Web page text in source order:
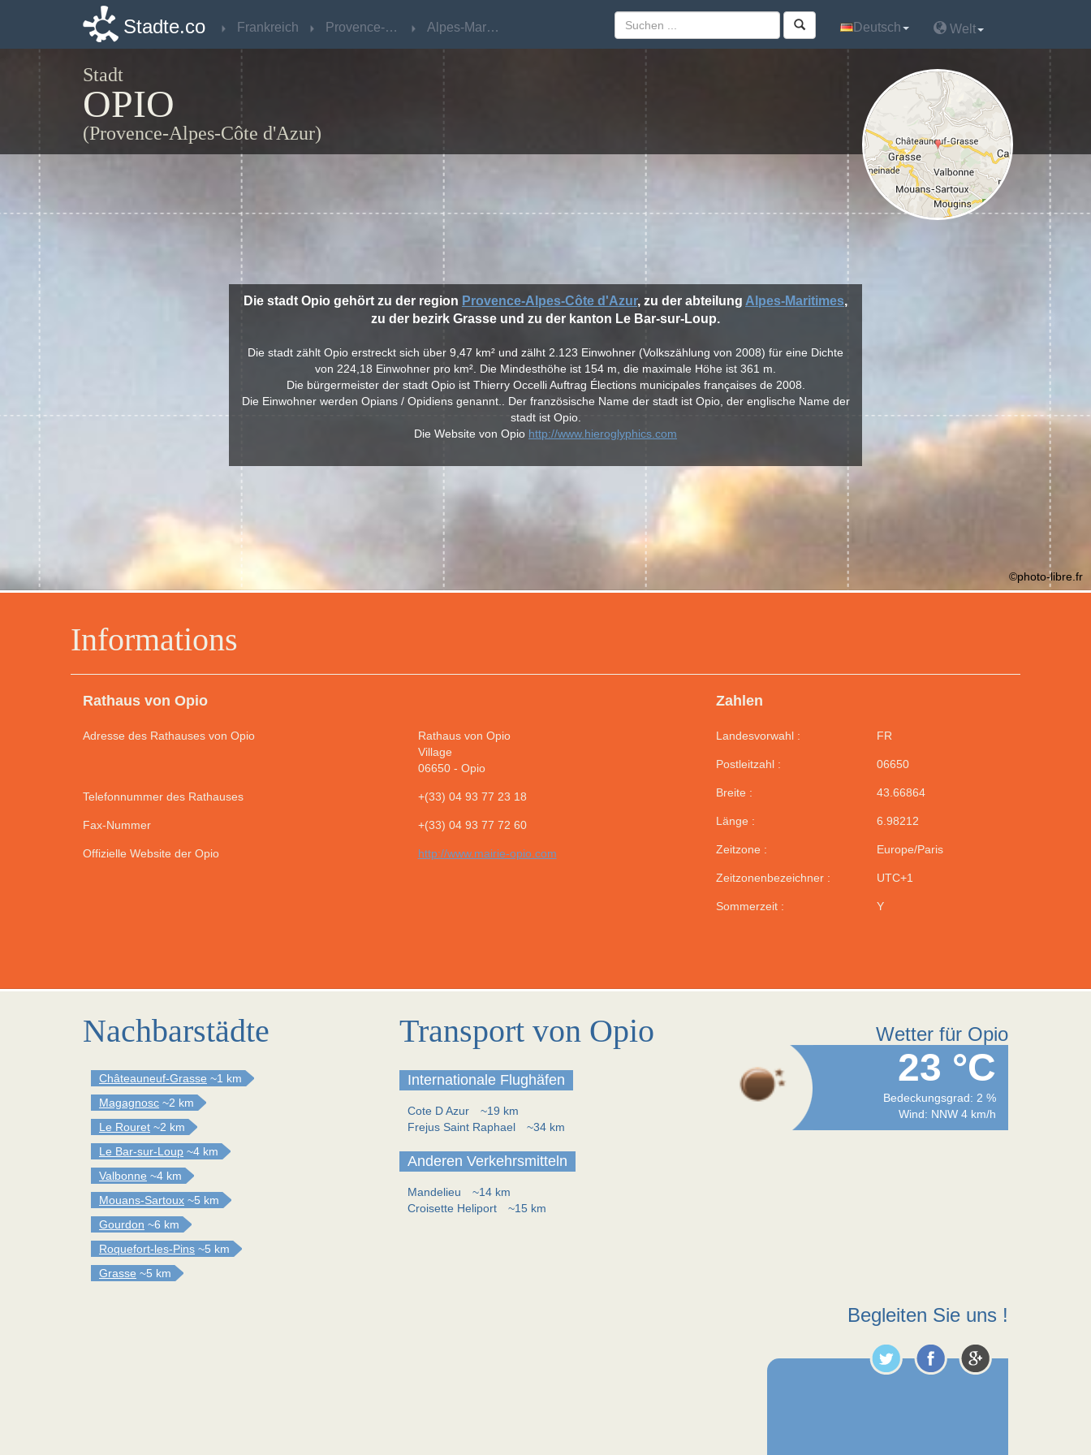
Stadte.co Frankreich Provence-Alpes-Côte d'Azur Alpes-Maritimes Deutsch Welt
Stadt
OPIO
(Provence-Alpes-Côte d'Azur)
Informations
Rathaus von Opio
Adresse des Rathauses von Opio
Rathaus von Opio
Village
06650- Opio
Telefonnummer des Rathauses +(33) 04 93 77 23 18
Fax-Nummer +(33) 04 93 77 72 60
Offizielle Website der Opio http://www.mairie-opio.com
Zahlen
Landesvorwahl : FR
Postleitzahl : 06650
Breite : 43.66864
Länge : 6.98212
Zeitzone : Europe/Paris
Zeitzonenbezeichner : UTC+1
Sommerzeit : Y
Die stadt Opio gehört zu der region Provence-Alpes-Côte d'Azur, zu der abteilung Alpes-Maritimes,
zu der bezirk Grasse und zu der kanton Le Bar-sur-Loup.
Die stadt zählt Opio erstreckt sich über 9,47 km² und zälht 2.123 Einwohner (Volkszählung von 2008) für eine Dichte
von 224,18 Einwohner pro km². Die Mindesthöhe ist 154 m, die maximale Höhe ist 361 m.
Die bürgermeister der stadt Opio ist Thierry Occelli Auftrag Élections municipales françaises de 2008.
Die Einwohner werden Opians / Opidiens genannt.. Der französische Name der stadt ist Opio, der englische Name der
stadt ist Opio.
Die Website von Opio http://www.hieroglyphics.com
©photo-libre.fr
Nachbarstädte
Châteauneuf-Grasse ~1 km
Magagnosc ~2 km
Le Rouret ~2 km
Le Bar-sur-Loup ~4 km
Valbonne ~4 km
Mouans-Sartoux ~5 km
Gourdon ~6 km
Roquefort-les-Pins ~5 km
Grasse ~5 km
Transport von Opio
Internationale Flughäfen
Cote D Azur
~19 km
Frejus Saint Raphael
~34 km
Anderen Verkehrsmitteln
Mandelieu
~14 km
Croisette Heliport
~15 km
Wetter für Opio
23 °C
Bedeckungsgrad: 2 %
Wind: NNW 4 km/h
Begleiten Sie uns !
Stadte.co Frankreich Provence-Alpes-Côte d'Azur Alpes-Maritimes Deutsch Welt